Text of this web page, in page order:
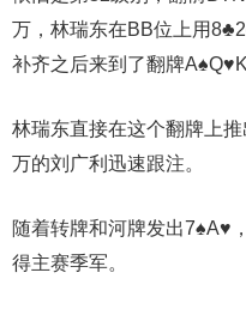
万，林瑞东在BB位上用
补齐之后来到了翻牌
林瑞东直接在这个翻牌上
万的刘广利迅速跟注。
随着转牌和河牌发出7♠️A♥️
得主赛季军。